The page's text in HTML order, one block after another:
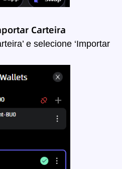
Carteira
e selecione ‘Importar